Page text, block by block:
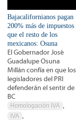
Bajacalifornianos pagan
200% más de impuestos
que el resto de los
mexicanos: Osuna
El Gobernador José
Guadalupe Osuna
Millán confía en que los
legisladores del PRI
defenderán el sentir de
BC
Homologación IVA ,
IVA ,